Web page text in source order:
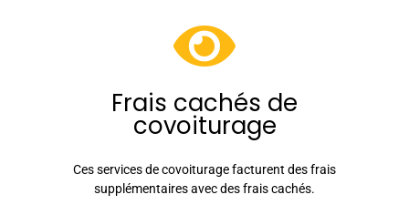
Frais cachés de
covoiturage
Ces services de covoiturage facturent des frais
supplémentaires avec des frais cachés.